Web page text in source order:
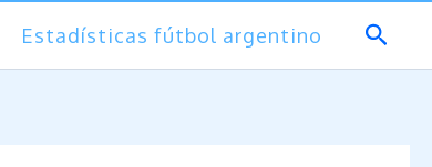
Estadísticas fútbol argentino